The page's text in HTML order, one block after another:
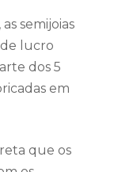
semijoias
lucro
dos 5
em
que os